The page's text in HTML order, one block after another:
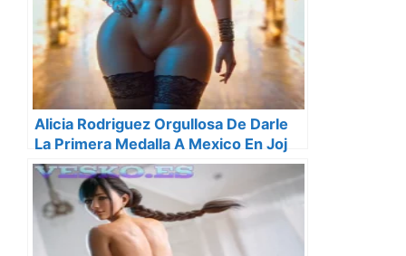
Alicia Rodriguez Orgullosa De Darle
La Primera Medalla A Mexico En Joj
2018